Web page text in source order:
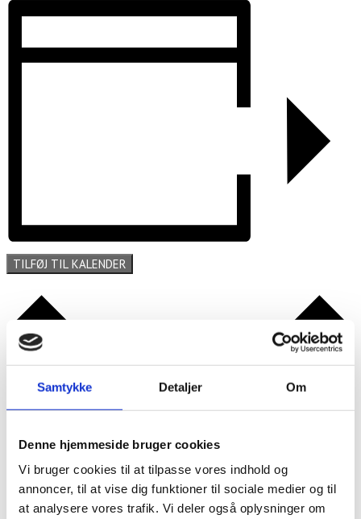
Samtykke Detaljer Om
Denne hjemmeside bruger cookies
Vi bruger cookies til at tilpasse vores indhold og
annoncer, til at vise dig funktioner til sociale medier og til
at analysere vores trafik. Vi deler også oplysninger om
TILFØJ TIL KALENDER